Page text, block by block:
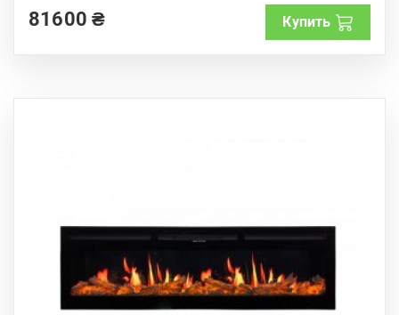
o
f81600₴ Купить